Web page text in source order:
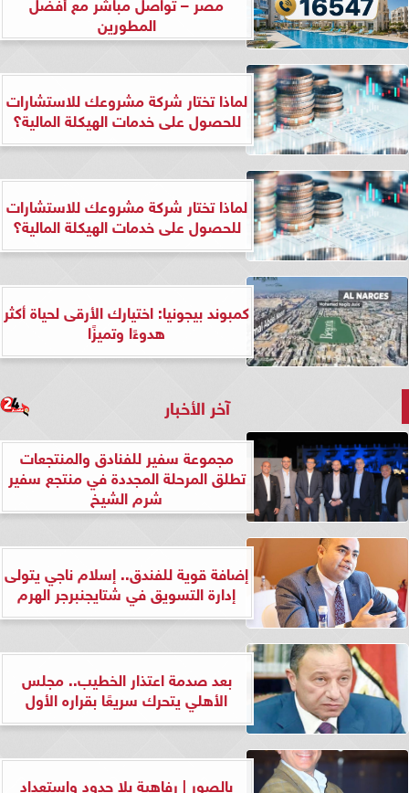
المطورين
لماذا تختار شركة مشروعك للاستشارات
للحصول على خدمات الهيكلة المالية؟
لماذا تختار شركة مشروعك للاستشارات
للحصول على خدمات الهيكلة المالية؟
كمبوند بيجونيا: اختيارك الأرقى لحياة أكثر
هدوءًا وتميزًا
آخر الأخبار
مجموعة سفير للفنادق والمنتجعات
تطلق المرحلة المجددة في منتجع سفير
شرم الشيخ
إضافة قوية للفندق.. إسلام ناجي يتولى
إدارة التسويق في شتايجنبرجر الهرم
بعد صدمة اعتذار الخطيب.. مجلس
الأهلي يتحرك سريعًا بقراره الأول
بالصور | رفاهية بلا حدود واستعداد